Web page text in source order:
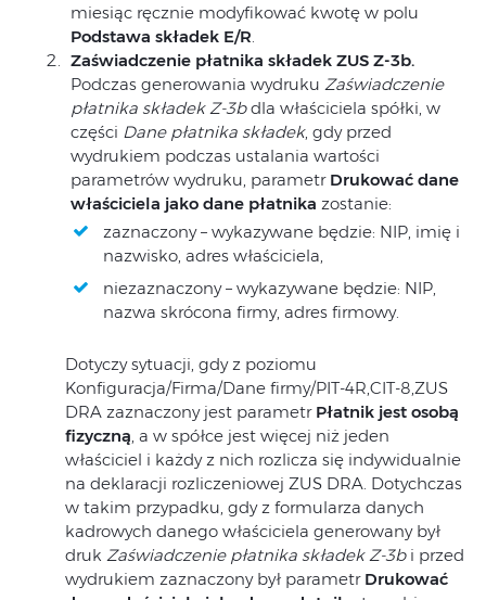
miesiąc ręcznie modyfikować kwotę w polu
Podstawa składek E/R
Zaświadczenie płatnika składek ZUS Z-3b.
Podczas generowania wydruku Zaświadczenie
płatnika składek Z-3bdla właściciela spółki, w
części Dane płatnika składek, gdy przed
wydrukiem podczas ustalania wartości
parametrów wydruku, parametr Drukować dane
właściciela jako dane płatnika zostanie:
zaznaczony – wykazywane będzie: NIP, imię i
nazwisko, adres właściciela,
niezaznaczony – wykazywane będzie: NIP,
nazwa skrócona firmy, adres firmowy.
Dotyczy sytuacji, gdy z poziomu
Konfiguracja/Firma/Dane firmy/PIT-4R,CIT-8,ZUS
DRA zaznaczony jest parametr Płatnik jest osobą
fizyczną, a w spółce jest więcej niż jeden
właściciel i każdy z nich rozlicza się indywidualnie
na deklaracji rozliczeniowej ZUS DRA. Dotychczas
w takim przypadku, gdy z formularza danych
kadrowych danego właściciela generowany był
druk Zaświadczenie płatnika składek Z-3bi przed
wydrukiem zaznaczony był parametr Drukować